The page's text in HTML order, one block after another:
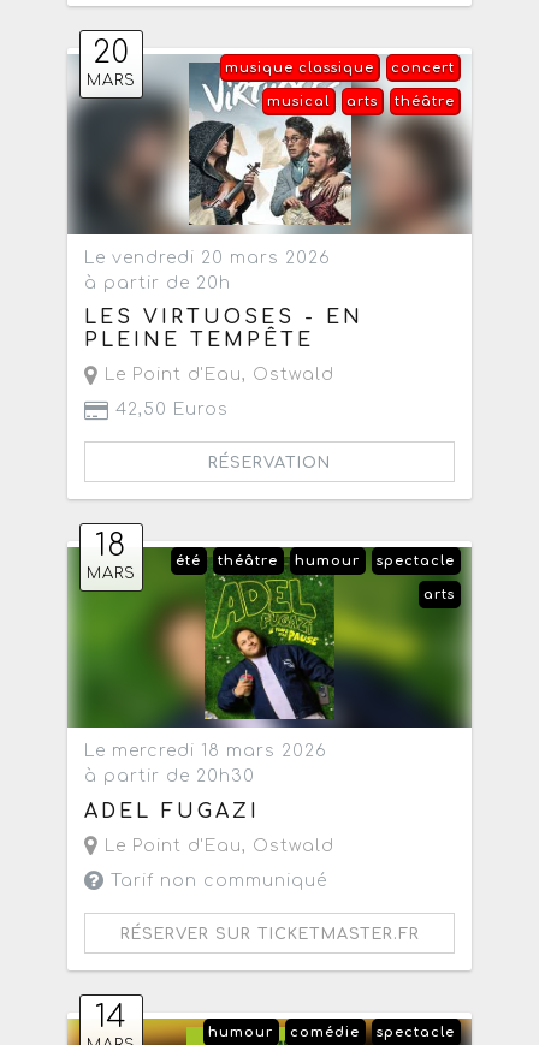
20
MARS
concert
musique classique
théâtre
arts
musical
Le vendredi 20 mars 2026
à partir de 20h
LES VIRTUOSES - EN
PLEINE TEMPÊTE
Le Point d'Eau, Ostwald
42,50 Euros
RÉSERVATION
18
MARS
spectacle
humour
théâtre
été
arts
Le mercredi 18 mars 2026
à partir de 20h30
ADEL FUGAZI
Le Point d'Eau, Ostwald
Tarif non communiqué
RÉSERVER SUR TICKETMASTER.FR
14 spectacle
comédie
humour